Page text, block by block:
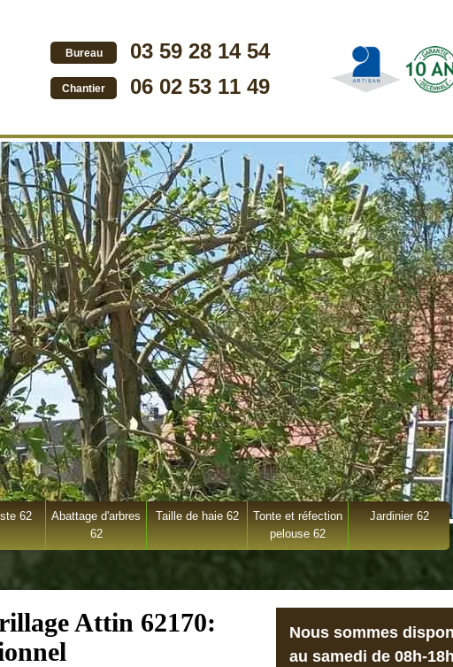
Bureau 03 59 28 14 54
Chantier 06 02 53 11 49
62
Abattage d'arbres
62
Taille de haie 62
Tonte et réfection
pelouse 62
Jardinier 62
Attin 62170:
Nous sommes
au samedi de 08h-18h